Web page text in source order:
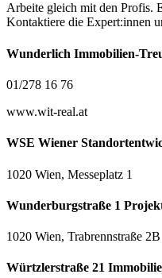
Arbeite gleich mit den Profis.
Kontaktiere die Expert:innen
Wunderlich Immobilien-
01/278 16 76
www.wit-real.at
WSE Wiener
1020 Wien, Messeplatz 1
Wunderburgstraße 1
1020 Wien, Trabrennstraße 2B
Würtzlerstraße 21